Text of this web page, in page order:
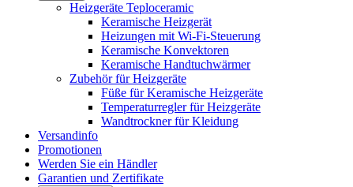
Heizgeräte Teploceramic
Keramische Heizgerät
Heizungen mit Wi-Fi-Steuerung
Keramische Konvektoren
Keramische Handtuchwärmer
Zubehör für Heizgeräte
Füße für Keramische Heizgeräte
Temperaturregler für Heizgeräte
Wandtrockner für Kleidung
Versandinfo
Promotionen
Werden Sie ein Händler
Garantien und Zertifikate